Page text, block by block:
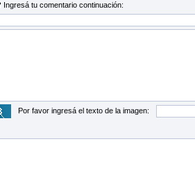
Ingresá tu comentario continuación:
Por favor ingresá el texto de la imagen: